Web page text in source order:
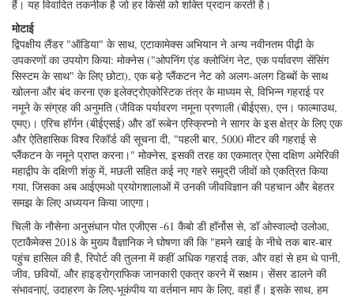
अनुरोध किए अनुसार मुख्य सागर-बर्ड सेंसर को क्रॉस-चेक प्रदान करने के लिए
अधिकतम गहराई तक बहुत अच्छा काम किया। डीओ सेंसर (सागर-बर्ड वैज्ञानिक, बेलेव्यू,
डब्ल्यूए) के साथ एक गहरी 1 9 सीटीडी चिली वैज्ञानिकों द्वारा प्राथमिक सेंसर पैकेज पसंद
किया गया था। सीटीडी सेंसर पूरी तरह से पूरी खाई की गहराई तक काम करते थे, जबकि
डीओ सेंसर 1500 मीटर से नीचे काम नहीं करता था।
SubAqua इमेजिंग (सैन डिएगो, सीए), और मीन डिजाइन (ला जोला, सीए) द्वारा इस
परियोजना के लिए स्वयं रिकॉर्डिंग पानी के नीचे वीडियो कैमरा विकसित किया गया था।
एलआईडी को बिजली देने के लिए आंतरिक बीएमएस के साथ 14.8 वीडीसी / 32 एएच
बैटरी पॉड अच्छी तरह से काम करता है (ग्लोबल ओशन डिज़ाइन)। दबाव मुआवजा
एलईडी रोशनी में अधिक भरोसेमंद काम करने के लिए कुछ सुधार की आवश्यकता है।
तट के इतने करीब खंभे के साथ, हडल एक्सप्लोरर जेम्स कैमरून, जो अभियान के संपर्क
में रहे, ने अनुमान लगाया कि अटाकामा ट्रेंच द्विवार्षिक एम्फिपोड्स के बीच विशालता देखी
जा सकती है। बड़े एम्फिपोड के नमूने वास्तव में बाइट जाल में कब्जा कर लिया गया था।
बेंथिक लैंडर्स किसी भी देश में, किसी भी देश में किसी भी आकार या किसी भी आकार की
एजेंसी को अपने चयन की समयावधि के लिए उथले महाद्वीपीय शेल्फ से सागर ट्रेंच फर्श
तक, अपनी गहराई तक अपने स्वयं के समुद्रों का पता लगाने का अवसर प्रदान करते
हैं। यह विवादित तकनीक है जो हर किसी को शक्ति प्रदान करती है।